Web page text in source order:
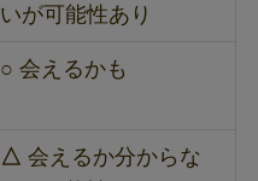
いが可能性あり
○ 会えるかも
△ 会えるか分からな